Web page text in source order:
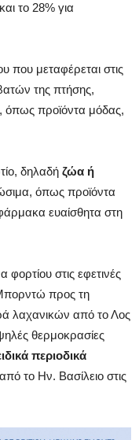
το 28% για
που μεταφέρεται στις
της πτήσης,
όπως προϊόντα μόδας,
δηλαδή ζώα ή
όπως προϊόντα
ευαίσθητα στη
φορτίου στις εφετινές
προς τη
λαχανικών από το Λος
θερμοκρασίες
περιοδικά
το Ην. Βασίλειο στις